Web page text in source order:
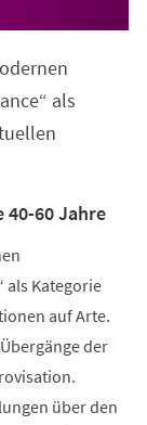
als
40-60 Jahre
als Kategorie
auf Arte.
der
über den